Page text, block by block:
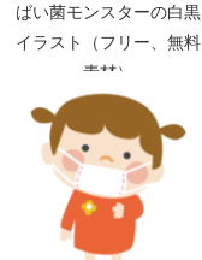
ばい菌モンスターの白黒
イラスト（フリー、無料
素材）